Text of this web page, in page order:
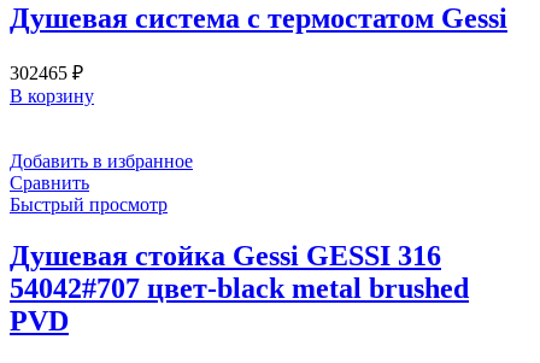
Душевая система с термостатом Gessi
302465 ₽
В корзину
Добавить в избранное
Сравнить
Быстрый просмотр
Душевая стойка Gessi GESSI 316
54042#707 цвет-black metal brushed
PVD